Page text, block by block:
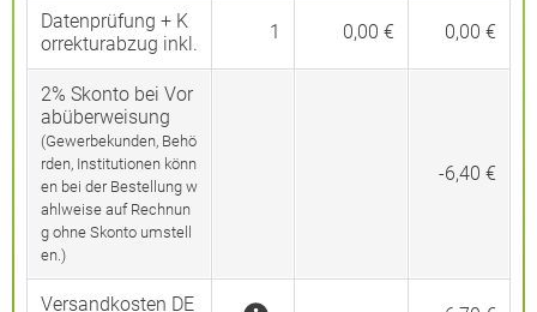
Datenprüfung + K
orrekturabzug inkl.
1 0,00 € 0,00 €
2% Skonto bei Vor
abüberweisung
(Gewerbekunden, Behö
rden, Institutionen könn
en bei der Bestellung w
ahlweise auf Rechnun
g ohne Skonto umstell
en.)
-6,40 €
Versandkosten DE